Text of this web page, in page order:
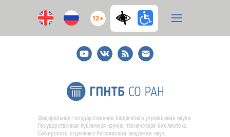
12+
YoutubeВКонтакте
RSS
E-
mail
подписка
Федеральное государственное бюджетное учреждение науки
Государственная публичная научно-техническая библиотека
Сибирского отделения Российской академии наук